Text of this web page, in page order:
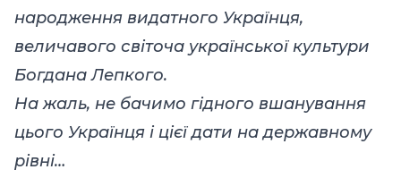
народження видатного Українця,
величавого світоча української культури
Богдана Лепкого.
На жаль, не бачимо гідного вшанування
цього Українця і цієї дати на державному
рівні…